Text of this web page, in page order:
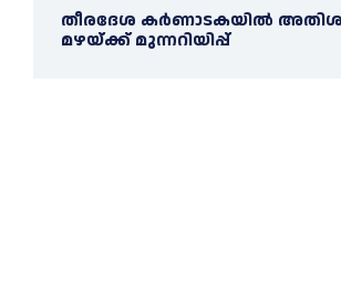
തീരദേശ കർണാടകയിൽ
മഴയ്ക്ക് മുന്നറിയിപ്പ്